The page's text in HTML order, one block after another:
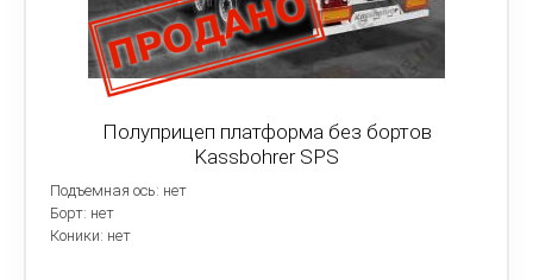
Полуприцеп платформа без бортов
Kassbohrer SPS
Подъемная ось: нет
Борт: нет
Коники: нет